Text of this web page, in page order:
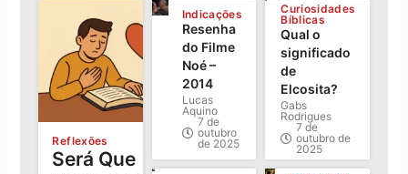
Reflexões
Será Que
Indicações
Resenha
do Filme
Noé –
2014
Lucas
Aquino
7 de
outubro
de 2025
Curiosidades
Bíblicas
Qual o
significado
de
Elcosita?
Gabs
Rodrigues
7 de
outubro de
2025